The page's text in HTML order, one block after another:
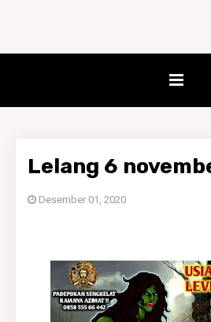
Lelang 6
Desember 01, 2020